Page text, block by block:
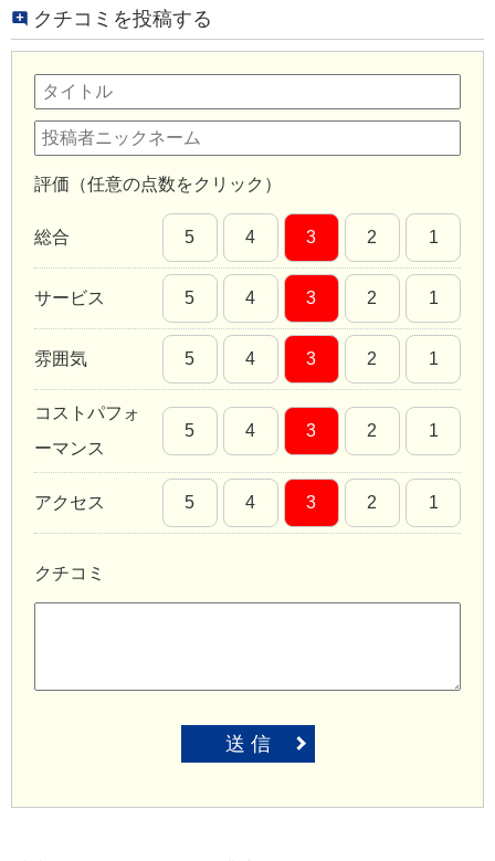
クチコミを投稿する
評価（任意の点数をクリック）
総合 5 4 3 2 1
サービス 5 4 3 2 1
雰囲気 5 4 3 2 1
コストパフォ
ーマンス
5 4 3 2 1
アクセス 5 4 3 2 1
クチコミ
送 信